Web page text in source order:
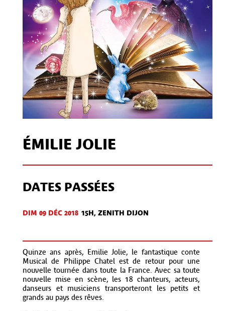
ÉMILIE JOLIE
DATES PASSÉES
DIM 09 DÉC 2018 15H, ZENITH DIJON
Quinze ans après, Emilie Jolie, le fantastique conte
Musical de Philippe Chatel est de retour pour une
nouvelle tournée dans toute la France. Avec sa toute
nouvelle mise en scène, les 18 chanteurs, acteurs,
danseurs et musiciens transporteront les petits et
grands au pays des rêves.